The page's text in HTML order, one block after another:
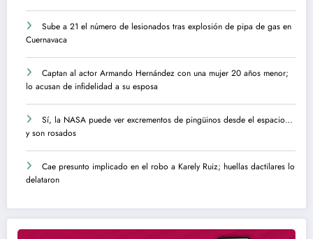
Sube a 21 el número de lesionados tras explosión de pipa de gas en
Cuernavaca
Captan al actor Armando Hernández con una mujer 20 años menor;
lo acusan de infidelidad a su esposa
Sí, la NASA puede ver excrementos de pingüinos desde el espacio…
y son rosados
Cae presunto implicado en el robo a Karely Ruiz; huellas dactilares lo
delataron